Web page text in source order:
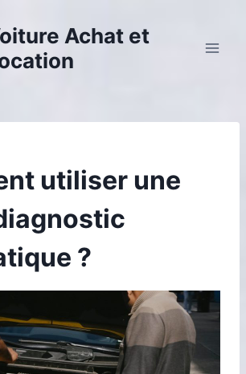
Achat et
utiliser une
?